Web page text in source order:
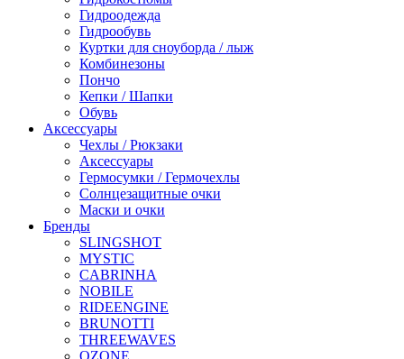
Гидроодежда
Гидрообувь
Куртки для сноуборда / лыж
Комбинезоны
Пончо
Кепки / Шапки
Обувь
Аксессуары
Чехлы / Рюкзаки
Аксессуары
Гермосумки / Гермочехлы
Солнцезащитные очки
Маски и очки
Бренды
SLINGSHOT
MYSTIC
CABRINHA
NOBILE
RIDEENGINE
BRUNOTTI
THREEWAVES
OZONE